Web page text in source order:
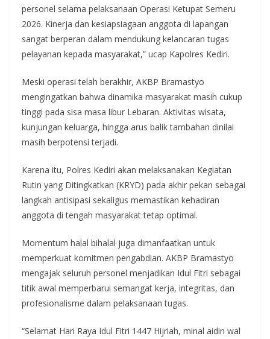
personel selama pelaksanaan Operasi Ketupat Semeru
2026. Kinerja dan kesiapsiagaan anggota di lapangan
sangat berperan dalam mendukung kelancaran tugas
pelayanan kepada masyarakat,” ucap Kapolres Kediri.
Meski operasi telah berakhir, AKBP Bramastyo
mengingatkan bahwa dinamika masyarakat masih cukup
tinggi pada sisa masa libur Lebaran. Aktivitas wisata,
kunjungan keluarga, hingga arus balik tambahan dinilai
masih berpotensi terjadi.
Karena itu, Polres Kediri akan melaksanakan Kegiatan
Rutin yang Ditingkatkan (KRYD) pada akhir pekan sebagai
langkah antisipasi sekaligus memastikan kehadiran
anggota di tengah masyarakat tetap optimal.
Momentum halal bihalal juga dimanfaatkan untuk
memperkuat komitmen pengabdian. AKBP Bramastyo
mengajak seluruh personel menjadikan Idul Fitri sebagai
titik awal memperbarui semangat kerja, integritas, dan
profesionalisme dalam pelaksanaan tugas.
“Selamat Hari Raya Idul Fitri 1447 Hijriah, minal aidin wal